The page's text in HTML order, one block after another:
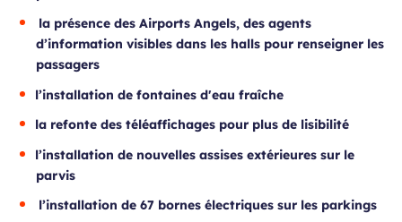
la présence des Airports Angels, des agents
d’information visibles dans les halls pour renseigner les
passagers
l’installation de fontaines d'eau fraîche
la refonte des téléaffichages pour plus de lisibilité
l’installation de nouvelles assises extérieures sur le
parvis
l’installation de 67 bornes électriques sur les parkings